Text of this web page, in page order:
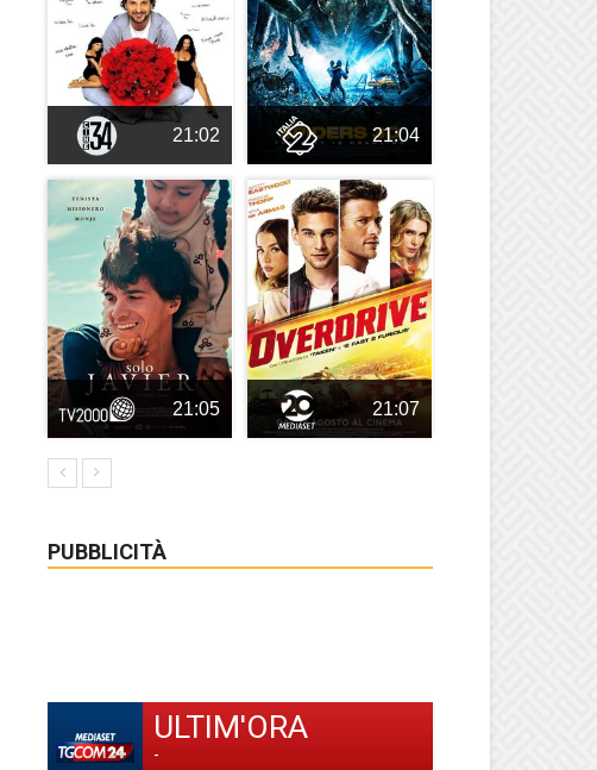
21:02 21:04
21:05 21:07
PUBBLICITÀ
ULTIM'ORA
-